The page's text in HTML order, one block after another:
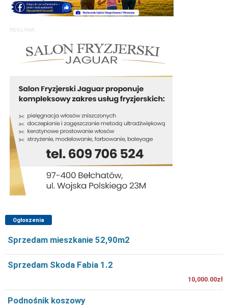
REKLAMA
Ogłoszenia
Sprzedam mieszkanie 52,90m2
Sprzedam Skoda Fabia 1.2
10,000.00zł
Podnośnik koszowy